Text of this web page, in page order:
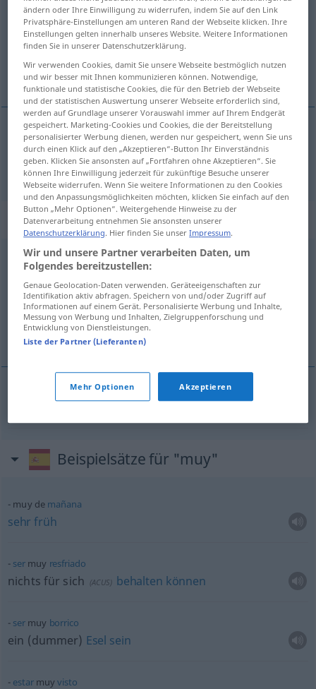
Übersicht aller Übersetzungen
(Für mehr Details die Übersetzung anklicken/antippen)
sehr
sehr muy
„muy“: femenino
muyf POP
Übersicht aller Übersetzungen
(Für mehr Details die Übersetzung anklicken/antippen)
Zunge
muylengua
Beispielsätze für "muy"
muy de mañana
sehr früh
sermuy resfriado
nichts für sich (ACUS) behalten können
sermuy borrico
ein (dummer) Esel sein
estarmuyvisto
ändern oder Ihre Einwilligung zu widerrufen, indem Sie auf den Link
Privatsphäre-Einstellungen am unteren Rand der Webseite klicken. Ihre
Einstellungen gelten innerhalb unseres Website. Weitere Informationen
finden Sie in unserer Datenschutzerklärung.
Wir verwenden Cookies, damit Sie unsere Webseite bestmöglich nutzen
und wir besser mit Ihnen kommunizieren können. Notwendige,
funktionale und statistische Cookies, die für den Betrieb der Webseite
und der statistischen Auswertung unserer Webseite erforderlich sind,
werden auf Grundlage unserer Vorauswahl immer auf Ihrem Endgerät
gespeichert. Marketing-Cookies und Cookies, die der Bereitstellung
personalisierter Werbung dienen, werden nur gespeichert, wenn Sie uns
durch einen Klick auf den „Akzeptieren“-Button Ihr Einverständnis
geben. Klicken Sie ansonsten auf „Fortfahren ohne Akzeptieren“. Sie
können Ihre Einwilligung jederzeit für zukünftige Besuche unserer
Webseite widerrufen. Wenn Sie weitere Informationen zu den Cookies
und den Anpassungsmöglichkeiten möchten, klicken Sie einfach auf den
Button „Mehr Optionen“. Weitergehende Hinweise zu der
Datenverarbeitung entnehmen Sie ansonsten unserer
Datenschutzerklärung. Hier finden Sie unserImpressum.
Wir und unsere Partner verarbeiten Daten, um
Folgendes bereitzustellen:
Genaue Geolocation-Daten verwenden. Geräteeigenschaften zur
Identifikation aktiv abfragen. Speichern von und/oder Zugriff auf
Informationen auf einem Gerät. Personalisierte Werbung und Inhalte,
Messung von Werbung und Inhalten, Zielgruppenforschung und
Entwicklung von Dienstleistungen.
Liste der Partner (Lieferanten)
Mehr Optionen Akzeptieren